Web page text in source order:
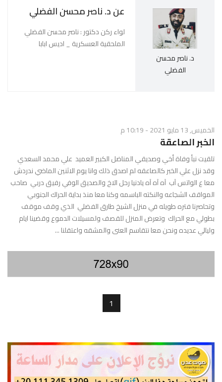
o
n
د. ناصر محسن
الفضلي
عن د. ناصر محسن الفضلي
لواء ركن دكتور : ناصر محسن الفضلي
الملحقية العسكرية _ اديس ابابا
الخميس, 13 مايو 2021 - 10:19 م
الخبر الصاعقة
​تلقيت نبأ وفاة أخي وصديقي المناضل الكبير العميد علي محمد السعدي
وقد نزل علي الخبر كالصاعقه لم اصدق ذلك وانا يوم الاثنين الماضي ندردش
معا ع الواتس آب آه آه آه يادنيا رحل الاخ والصديق الوفي رفيق دربي صاحب
المواقف الشجاعه والنكته الباسمه وكنا معا منذ بداية الحراك الجنوبي
وتحاصرنا فتره طويله في منزل الشيخ طارق الفضلي الذي وقف موقف
بطولي مع الحراك وتعرض المنزل للقصف ولمسيلات الدموع وقضينا ايام
وليالي عديده ونحن معا نتقاسم العنى والمشقه واعتقلنا ...
1